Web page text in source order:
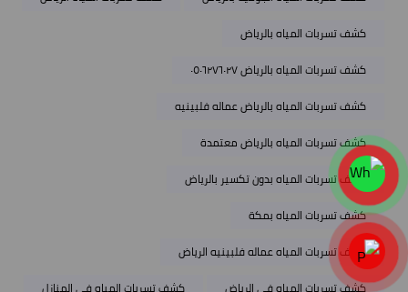
كشف تسربات المياه بالرياض
كشف تسربات المياه بالرياض ٠٥٠٦٢٧٦٠٢٧
كشف تسربات المياه بالرياض عماله فلبينيه
كشف تسربات المياه بالرياض معتمدة
كشف تسربات المياه بدون تكسير بالرياض
كشف تسربات المياه بمكة
كشف تسربات المياه عماله فلبينيه الرياض